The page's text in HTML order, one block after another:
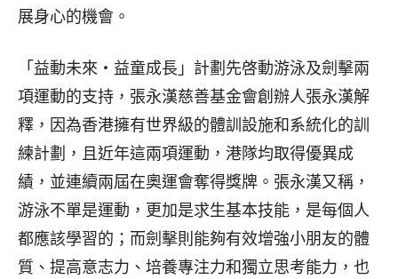
展身心的機會。
「益動未來‧益童成長」計劃先啓動游泳及劍擊兩
項運動的支持，張永漢慈善基金會創辦人張永漢解
釋，因為香港擁有世界級的體訓設施和系統化的訓
練計劃，且近年這兩項運動，港隊均取得優異成
績，並連續兩屆在奧運會奪得獎牌。張永漢又稱，
游泳不單是運動，更加是求生基本技能，是每個人
都應該學習的；而劍擊則能夠有效增強小朋友的體
質、提高意志力、培養專注力和獨立思考能力，也